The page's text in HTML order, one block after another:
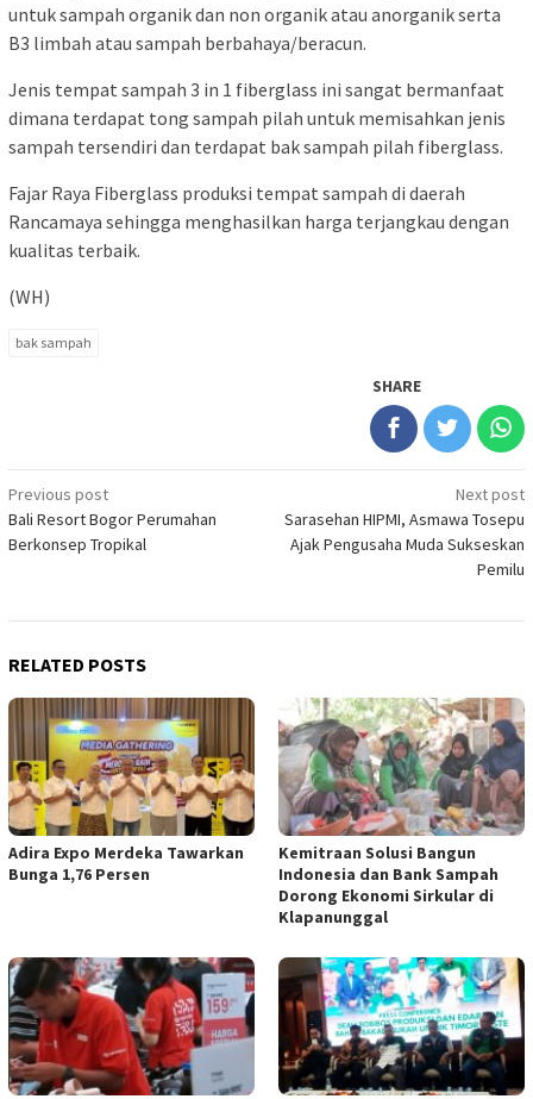
untuk sampah organik dan non organik atau anorganik serta
B3 limbah atau sampah berbahaya/beracun.
Jenis tempat sampah 3 in 1 fiberglass ini sangat bermanfaat
dimana terdapat tong sampah pilah untuk memisahkan jenis
sampah tersendiri dan terdapat bak sampah pilah fiberglass.
Fajar Raya Fiberglass produksi tempat sampah di daerah
Rancamaya sehingga menghasilkan harga terjangkau dengan
kualitas terbaik.
(WH)
bak sampah
SHARE
Post
navigation
Previous post
Bali Resort Bogor Perumahan
Berkonsep Tropikal
Next post
Sarasehan HIPMI, Asmawa Tosepu
Ajak Pengusaha Muda Sukseskan
Pemilu
RELATED POSTS
Adira Expo Merdeka Tawarkan
Bunga 1,76 Persen
Kemitraan Solusi Bangun
Indonesia dan Bank Sampah
Dorong Ekonomi Sirkular di
Klapanunggal